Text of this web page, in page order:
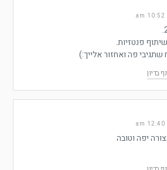
פנטזיות.
פה ואחזור אלייך:)
בדיון
יפה וטובה